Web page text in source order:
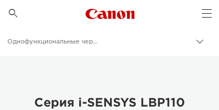

Canon Logo, back to
Продукты и решения для бизнеса
Однофункциональные черно-белые принтеры
Серия i-SENSYS LBP110